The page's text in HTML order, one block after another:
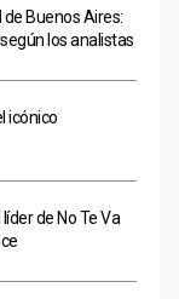
Buenos Aires:
los analistas
icónico
de No Te Va